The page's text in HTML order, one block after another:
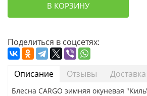
В КОРЗИНУ
Поделиться в соцсетях:
Описание Отзывы
Блесна CARGO зимняя окуневая